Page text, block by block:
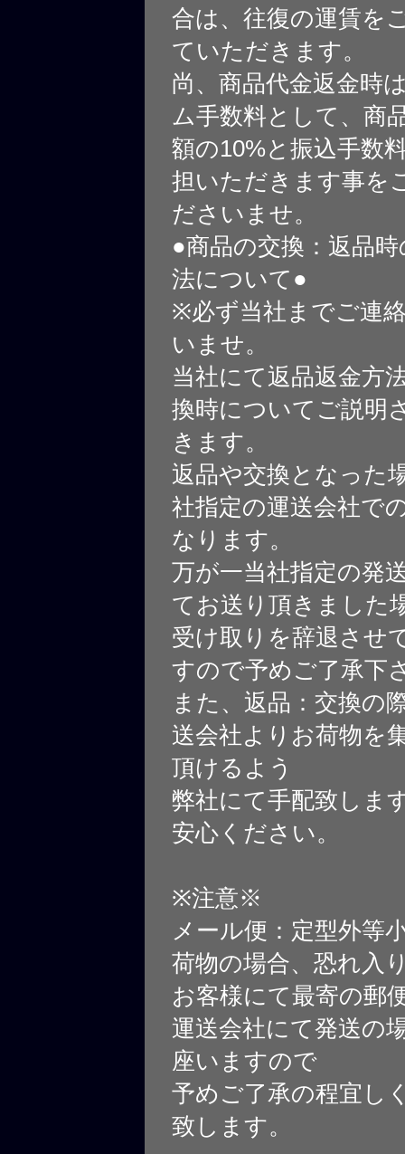
合は、往復の運賃を
ていただきます。
尚、商品代金返金時
ム手数料として、商
額の10%と振込手数
担いただきます事を
ださいませ。
●商品の交換：返品
法について●
※必ず当社までご連
いませ。
当社にて返品返金方
換時についてご説明
きます。
返品や交換となった
社指定の運送会社で
なります。
万が一当社指定の発
てお送り頂きました
受け取りを辞退させ
すので予めご了承下
また、返品：交換の
送会社よりお荷物を
頂けるよう
弊社にて手配致しま
安心ください。
※注意※
メール便：定型外等
荷物の場合、恐れ入
お客様にて最寄の郵
運送会社にて発送の
座いますので
予めご了承の程宜し
致します。